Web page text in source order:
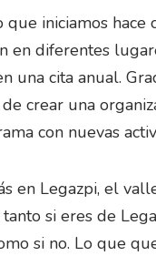
iniciamos hace
en diferentes
una cita anual.
crear una
con nuevas
en Legazpi, el
si eres de
si no. Lo que